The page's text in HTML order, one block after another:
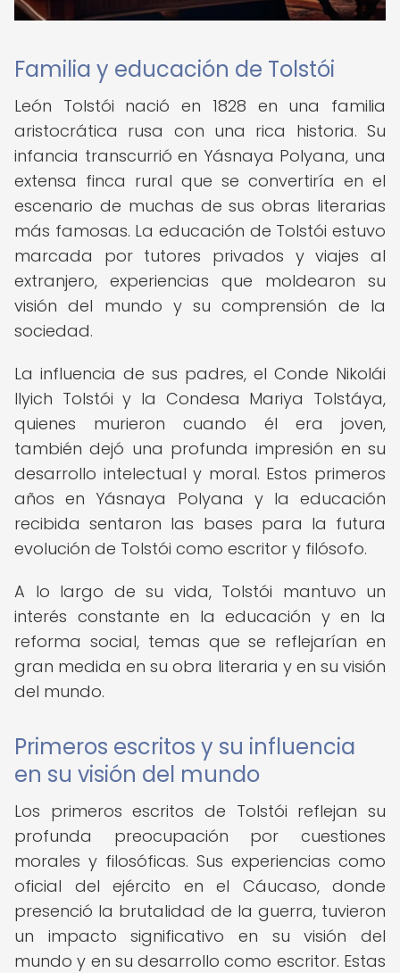
Familia y educación de Tolstói
León Tolstói nació en 1828 en una familia
aristocrática rusa con una rica historia. Su
infancia transcurrió en Yásnaya Polyana, una
extensa finca rural que se convertiría en el
escenario de muchas de sus obras literarias
más famosas. La educación de Tolstói estuvo
marcada por tutores privados y viajes al
extranjero, experiencias que moldearon su
visión del mundo y su comprensión de la
sociedad.
La influencia de sus padres, el Conde Nikolái
Ilyich Tolstói y la Condesa Mariya Tolstáya,
quienes murieron cuando él era joven,
también dejó una profunda impresión en su
desarrollo intelectual y moral. Estos primeros
años en Yásnaya Polyana y la educación
recibida sentaron las bases para la futura
evolución de Tolstói como escritor y filósofo.
A lo largo de su vida, Tolstói mantuvo un
interés constante en la educación y en la
reforma social, temas que se reflejarían en
gran medida en su obra literaria y en su visión
del mundo.
Primeros escritos y su influencia
en su visión del mundo
Los primeros escritos de Tolstói reflejan su
profunda preocupación por cuestiones
morales y filosóficas. Sus experiencias como
oficial del ejército en el Cáucaso, donde
presenció la brutalidad de la guerra, tuvieron
un impacto significativo en su visión del
mundo y en su desarrollo como escritor. Estas